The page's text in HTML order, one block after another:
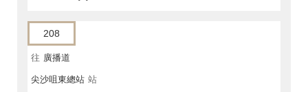
208
往 廣播道
尖沙咀東總站 站